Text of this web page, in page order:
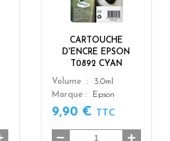
CARTOUCHE
D'ENCRE EPSON
T0892 CYAN
Color
Volume
3.0ml
Marque
Epson
9,90 € TTC